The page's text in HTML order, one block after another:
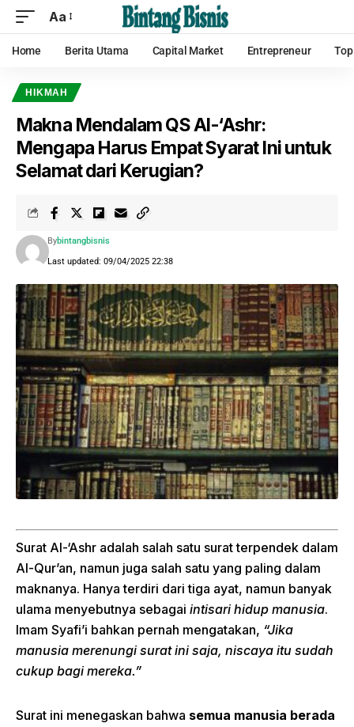
Aa
Home Berita Utama Capital Market Entrepreneur
HIKMAH
Makna Mendalam QS Al-‘Ashr:
Mengapa Harus Empat Syarat Ini untuk
Selamat dari Kerugian?
Last updated: 09/04/2025 22:38
Bybintangbisnis
Surat Al-‘Ashr adalah salah satu surat terpendek dalam
Al-Qur’an, namun juga salah satu yang paling dalam
maknanya. Hanya terdiri dari tiga ayat, namun banyak
ulama menyebutnya sebagai intisari hidup manusia.
Imam Syafi’i bahkan pernah mengatakan, “Jika
manusia merenungi surat ini saja, niscaya itu sudah
cukup bagi mereka.”
Surat ini menegaskan bahwa semua manusia berada